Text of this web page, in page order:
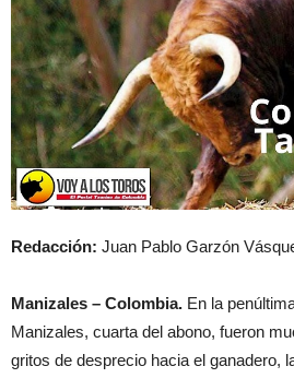
Redacción: Juan Pablo Garzón
Manizales – Colombia. En la
Manizales, cuarta del abono, fueron
gritos de desprecio hacia el ganadero,